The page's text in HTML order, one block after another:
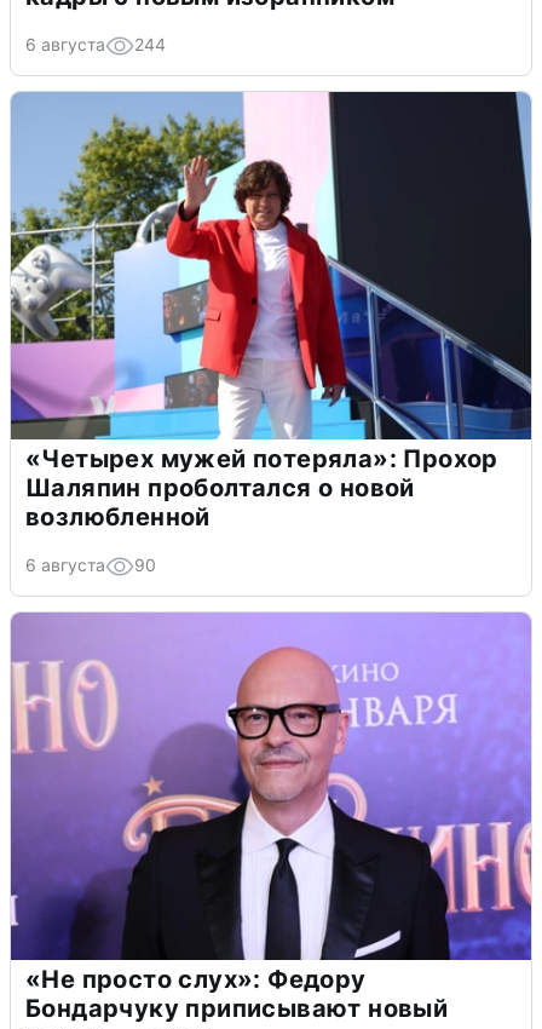
6 августа 244
«Четырех мужей потеряла»: Прохор
Шаляпин проболтался о новой
возлюбленной
6 августа 90
«Не просто слух»: Федору
Бондарчуку приписывают новый